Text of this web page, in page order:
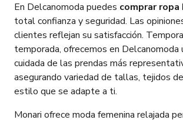
En Delcanomoda puedes comprar ropa
total confianza y seguridad. Las
clientes reflejan su satisfacción.
temporada, ofrecemos en Delcanomoda
cuidada de las prendas más
asegurando variedad de tallas, tejidos
estilo que se adapte a ti.
Monari ofrece moda femenina relajada